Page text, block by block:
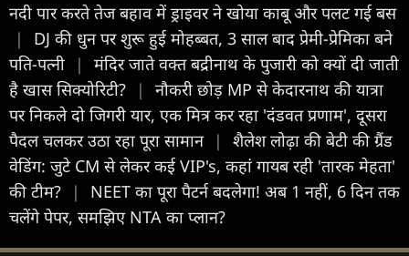
नदी पार करते तेज बहाव में ड्राइवर ने खोया काबू और पलट गई बस
|
DJ की धुन पर शुरू हुई मोहब्बत, 3 साल बाद प्रेमी-प्रेमिका बने
पति-पत्नी
|
मंदिर जाते वक्त बद्रीनाथ के पुजारी को क्यों दी जाती
है खास सिक्योरिटी?
|
नौकरी छोड़ MP से केदारनाथ की यात्रा
पर निकले दो जिगरी यार, एक मित्र कर रहा 'दंडवत प्रणाम', दूसरा
पैदल चलकर उठा रहा पूरा सामान |
शैलेश लोढ़ा की बेटी की ग्रैंड
वेडिंग: जुटे CM से लेकर कई VIP's, कहां गायब रही 'तारक मेहता'
की टीम?
|
NEET का पूरा पैटर्न बदलेगा! अब 1 नहीं, 6 दिन तक
चलेंगे पेपर, समझ‍िए NTA का प्लान?